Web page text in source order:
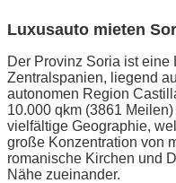
Luxusauto mieten
Der Provinz Soria ist eine
Zentralspanien, liegend
autonomen Region
10.000 qkm (3861
vielfältige Geographie,
große Konzentration von
romanische Kirchen und
Nähe zueinander.